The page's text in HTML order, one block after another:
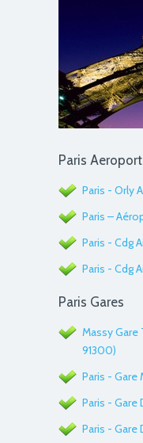
Paris Aeroport
Paris - Orly
Paris –
Paris - Cdg
Paris - Cdg
Paris Gares
Massy Gare
91300)
Paris - Gare
Paris - Gare
Paris - Gare